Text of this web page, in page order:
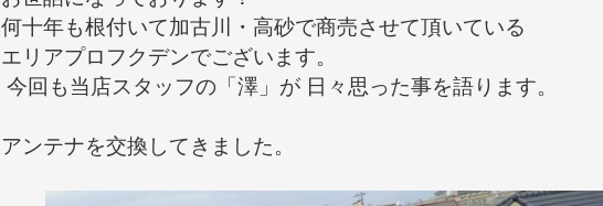
何十年も根付いて加古川・高砂で商売させて頂いている
エリアプロフクデンでございます。
今回も当店スタッフの「澤」が 日々思った事を語ります。
アンテナを交換してきました。